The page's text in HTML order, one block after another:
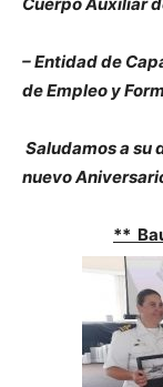
– Entidad de
de Empleo y
Saludamos a su
nuevo
**